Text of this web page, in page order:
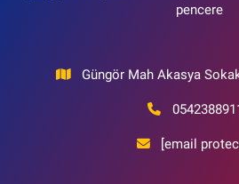
pencere
Güngör Mah Akasya
[email